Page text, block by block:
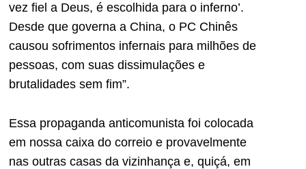
vez fiel a Deus, é escolhida para o inferno’.
Desde que governa a China, o PC Chinês
causou sofrimentos infernais para milhões de
pessoas, com suas dissimulações e
brutalidades sem fim”.
Essa propaganda anticomunista foi colocada
em nossa caixa do correio e provavelmente
nas outras casas da vizinhança e, quiçá, em